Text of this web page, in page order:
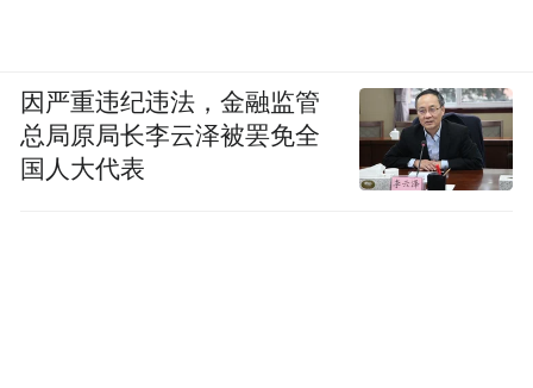
因严重违纪违法，金融监管
总局原局长李云泽被罢免全
国人大代表